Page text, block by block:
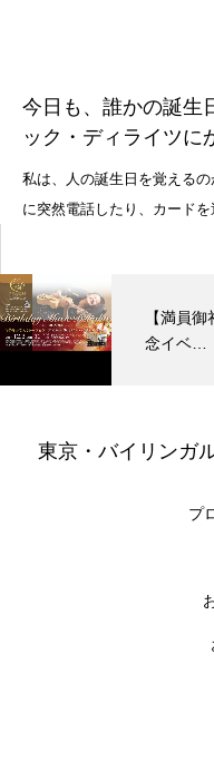
今日も、誰かの誕生
ック・ディライツ
私は、人の誕生日を覚える
に突然電話したり、カードを
【満員
念イベ…
東京・バイリンガ
プ